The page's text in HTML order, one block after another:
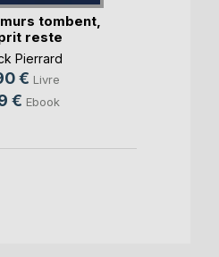
tombent,
reste
Pierrard
€ Livre
€ Ebook